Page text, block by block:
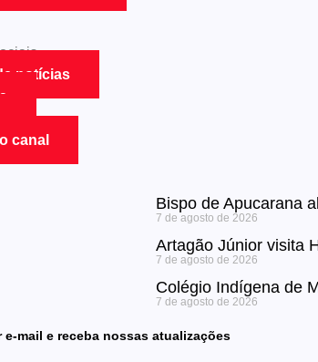
notícias
canal
Bispo de Apucarana
7 de agosto de 2026
Artagão Júnior visita
7 de agosto de 2026
Colégio Indígena de
7 de agosto de 2026
mail e receba nossas atualizações